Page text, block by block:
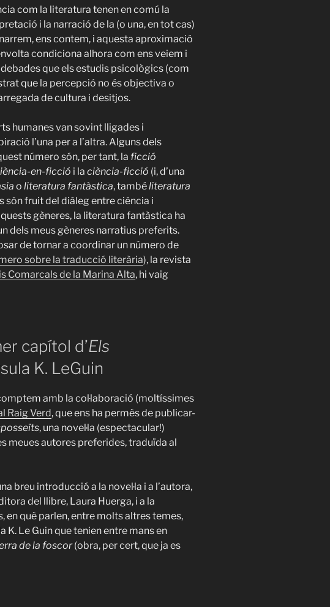
com la literatura tenen en comú la
i la narració de la (o una, en tot cas)
ens contem, i aquesta aproximació
condiciona alhora com ens veiem i
que els estudis psicològics (com
que la percepció no és objectiva o
de cultura i desitjos.
humanes van sovint lligades i
l’una per a l’altra. Alguns dels
número són, per tant, la ficció
en-ficció i la ciència-ficció (i, d’una
o literatura fantàstica, tambéliteratura
són fruit del diàleg entre ciència i
gèneres, la literatura fantàstica ha
dels meus gèneres narratius preferits.
de tornar a coordinar un número de
sobre la traducció literària), la revista
Comarcals de la Marina Alta, hi vaig
capítol d’Els
K. LeGuin
amb la col·laboració (moltíssimes
Raig Verd, que ens ha permès de publicar-
, una novel·la (espectacular!)
meues autores preferides, traduïda al
breu introducció a la novel·la i a l’autora,
del llibre, Laura Huerga, i a la
en què parlen, entre molts altres temes,
K. Le Guin que tenien entre mans en
de la foscor(obra, per cert, que ja es